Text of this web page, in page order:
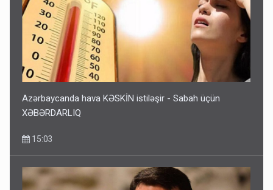
Azərbaycanda hava KƏSKİN istiləşir - Sabah üçün
XƏBƏRDARLIQ
15:03